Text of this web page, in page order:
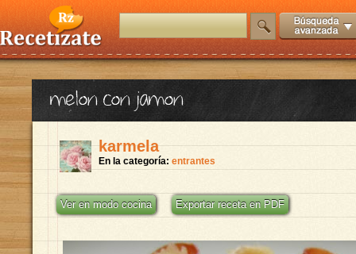
melon con jamon
karmela
En la categoría: entrantes
Ver en modo cocina Exportar receta en PDF